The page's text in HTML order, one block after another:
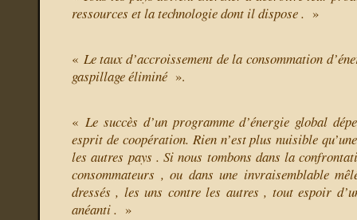
ressources et la technologie dont il dispose . »
« Le taux d’accroissement de la consommation
gaspillage éliminé ».
« Le succès d’un programme d’énergie global
esprit de coopération. Rien n’est plus nuisible
les autres pays . Si nous tombons dans la
consommateurs , ou dans une invraisemblable
dressés , les uns contre les autres , tout espoir
anéanti . »